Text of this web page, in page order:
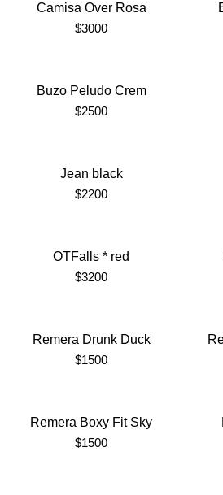
Camisa Over Rosa
$3000
Buzo Peludo Crem
$2500
Jean black
$2200
OTFalls * red
$3200
Remera Drunk Duck
$1500
Remera Boxy Fit Sky
$1500